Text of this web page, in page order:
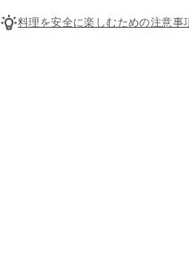
料理を安全に楽しむための注意事